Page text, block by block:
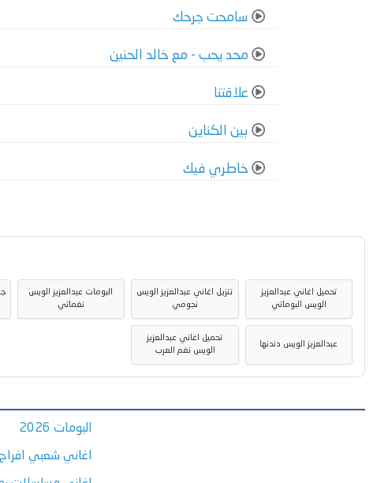
سامحت جرحك
محد يحب - مع خالد الحنين
علاقتنا
بين الكناين
خاطري فيك
تحميل اغاني عبدالعزيز
الويس البوماتي
تنزيل اغاني عبدالعزيز الويس
نجومي
البومات عبدالعزيز الويس
نغماتي
عبدالعزيز الويس دندنها
تحميل اغاني عبدالعزيز
الويس نغم العرب
البومات 2026
اغاني شعبي افراح